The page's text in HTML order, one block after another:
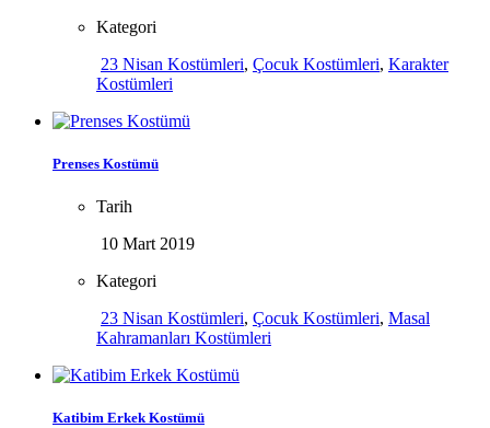
Kategori
23 Nisan Kostümleri, Çocuk Kostümleri, Karakter
Kostümleri
Prenses Kostümü
Tarih
10 Mart 2019
Kategori
23 Nisan Kostümleri, Çocuk Kostümleri, Masal
Kahramanları Kostümleri
Katibim Erkek Kostümü